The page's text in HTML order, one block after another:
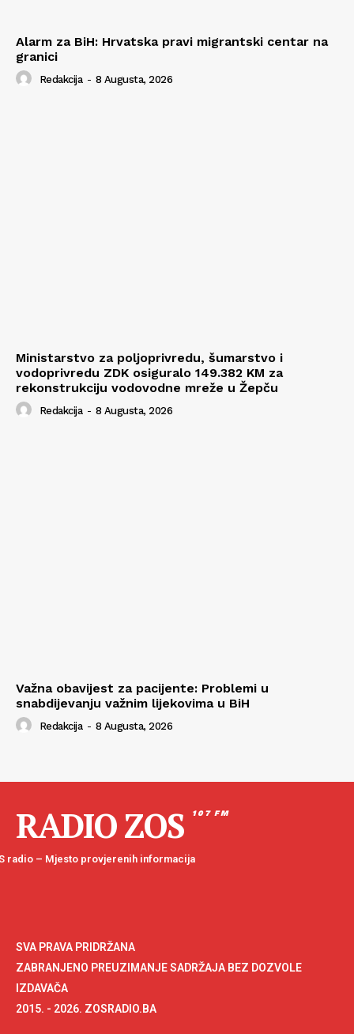
Alarm za BiH: Hrvatska pravi migrantski centar na
granici
Redakcija - 8 Augusta, 2026
Ministarstvo za poljoprivredu, šumarstvo i
vodoprivredu ZDK osiguralo 149.382 KM za
rekonstrukciju vodovodne mreže u Žepču
Redakcija - 8 Augusta, 2026
Važna obavijest za pacijente: Problemi u
snabdijevanju važnim lijekovima u BiH
Redakcija - 8 Augusta, 2026
RADIO ZOS 107 FM
radio – Mjesto provjerenih informacija
SVA PRAVA PRIDRŽANA
ZABRANJENO PREUZIMANJE SADRŽAJA BEZ DOZVOLE
IZDAVAČA
2015. - 2026. ZOSRADIO.BA